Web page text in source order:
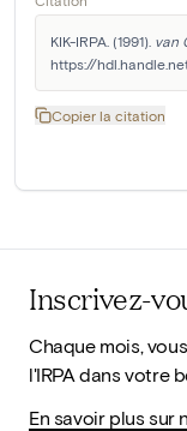
KIK-IRPA. (1991). van
https://
Copier la citation
Inscrivez-
Chaque mois,
l'IRPA dans votre
En savoir plus sur